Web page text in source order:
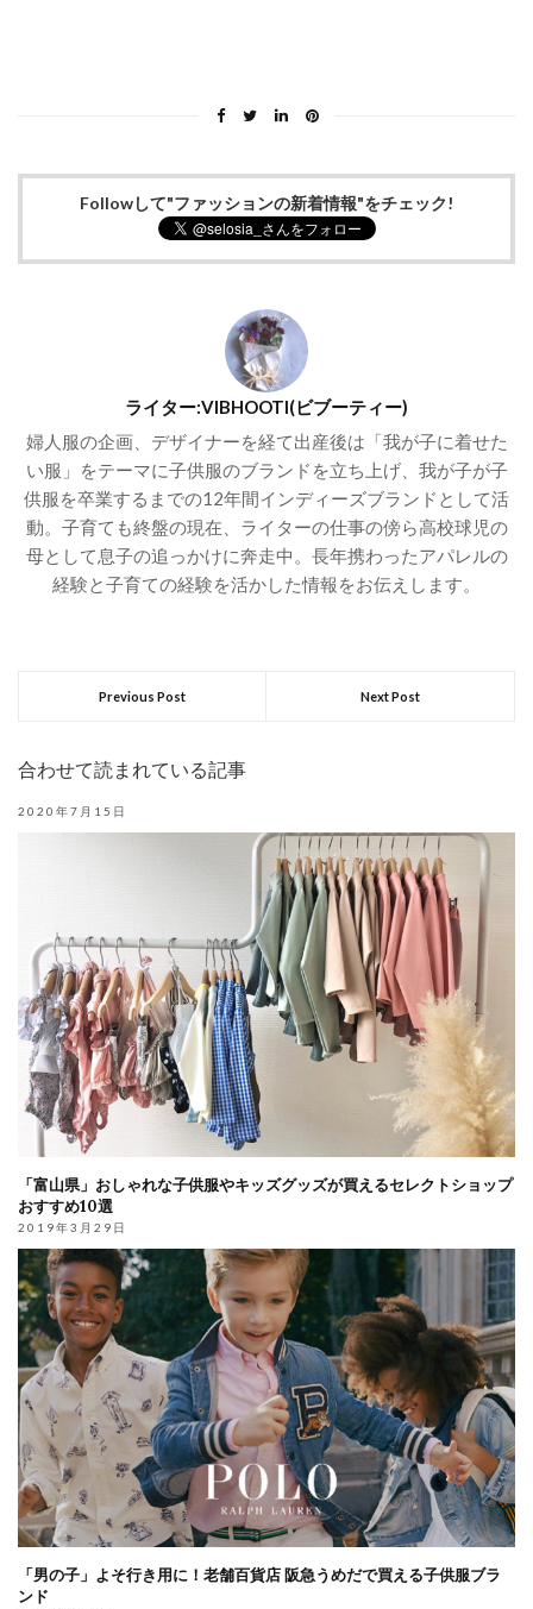
Followして"ファッションの新着情報"をチェック!
ライター:VIBHOOTI(ビブーティー)
婦人服の企画、デザイナーを経て出産後は「我が子に着せた
い服」をテーマに子供服のブランドを立ち上げ、我が子が子
供服を卒業するまでの12年間インディーズブランドとして活
動。子育ても終盤の現在、ライターの仕事の傍ら高校球児の
母として息子の追っかけに奔走中。長年携わったアパレルの
経験と子育ての経験を活かした情報をお伝えします。
Previous Post Next Post
合わせて読まれている記事
2020年7月15日
「富山県」おしゃれな子供服やキッズグッズが買えるセレクトショップ
おすすめ10選
2019年3月29日
「男の子」よそ行き用に！老舗百貨店 阪急うめだで買える子供服ブラ
ンド